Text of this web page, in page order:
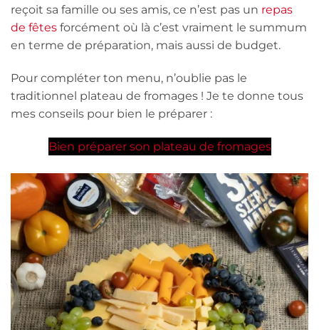
reçoit sa famille ou ses amis, ce n’est pas un repas
de fêtes forcément où là c’est vraiment le summum
en terme de préparation, mais aussi de budget.
Pour compléter ton menu, n’oublie pas le
traditionnel plateau de fromages ! Je te donne tous
mes conseils pour bien le préparer :
Bien préparer son plateau de fromages